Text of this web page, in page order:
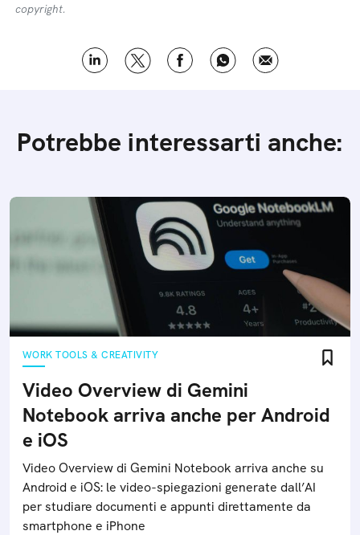
copyright.
Potrebbe interessarti anche:
WORK TOOLS & CREATIVITY
Video Overview di Gemini
Notebook arriva anche per Android
e iOS
Video Overview di Gemini Notebook arriva anche su
Android e iOS: le video-spiegazioni generate dall’AI
per studiare documenti e appunti direttamente da
smartphone e iPhone